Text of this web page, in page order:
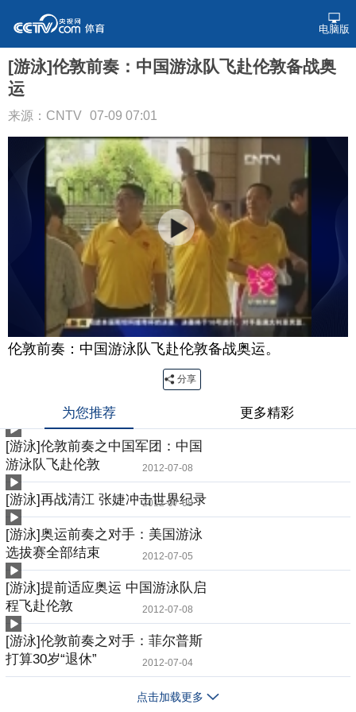
电脑版
[游泳]伦敦前奏：中国游泳队飞赴伦敦备战奥
运
来源：CNTV 07-09 07:01
伦敦前奏：中国游泳队飞赴伦敦备战奥运。
分享
为您推荐 更多精彩
[游泳]伦敦前奏之中国军团：中国
游泳队飞赴伦敦
2012-07-08
[游泳]再战清江 张婕冲击世界纪录
2012-07-08
[游泳]奥运前奏之对手：美国游泳
选拔赛全部结束
2012-07-05
[游泳]提前适应奥运 中国游泳队启
程飞赴伦敦
2012-07-08
[游泳]伦敦前奏之对手：菲尔普斯
打算30岁“退休”
2012-07-04
点击加载更多